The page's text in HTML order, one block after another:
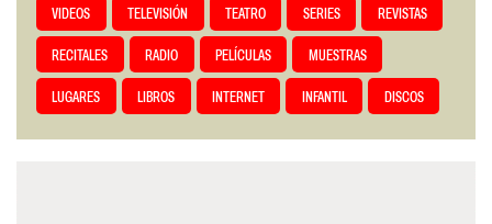
VIDEOS TELEVISIÓN TEATRO SERIES REVISTAS
RECITALES RADIO PELÍCULAS MUESTRAS
LUGARES LIBROS INTERNET INFANTIL DISCOS